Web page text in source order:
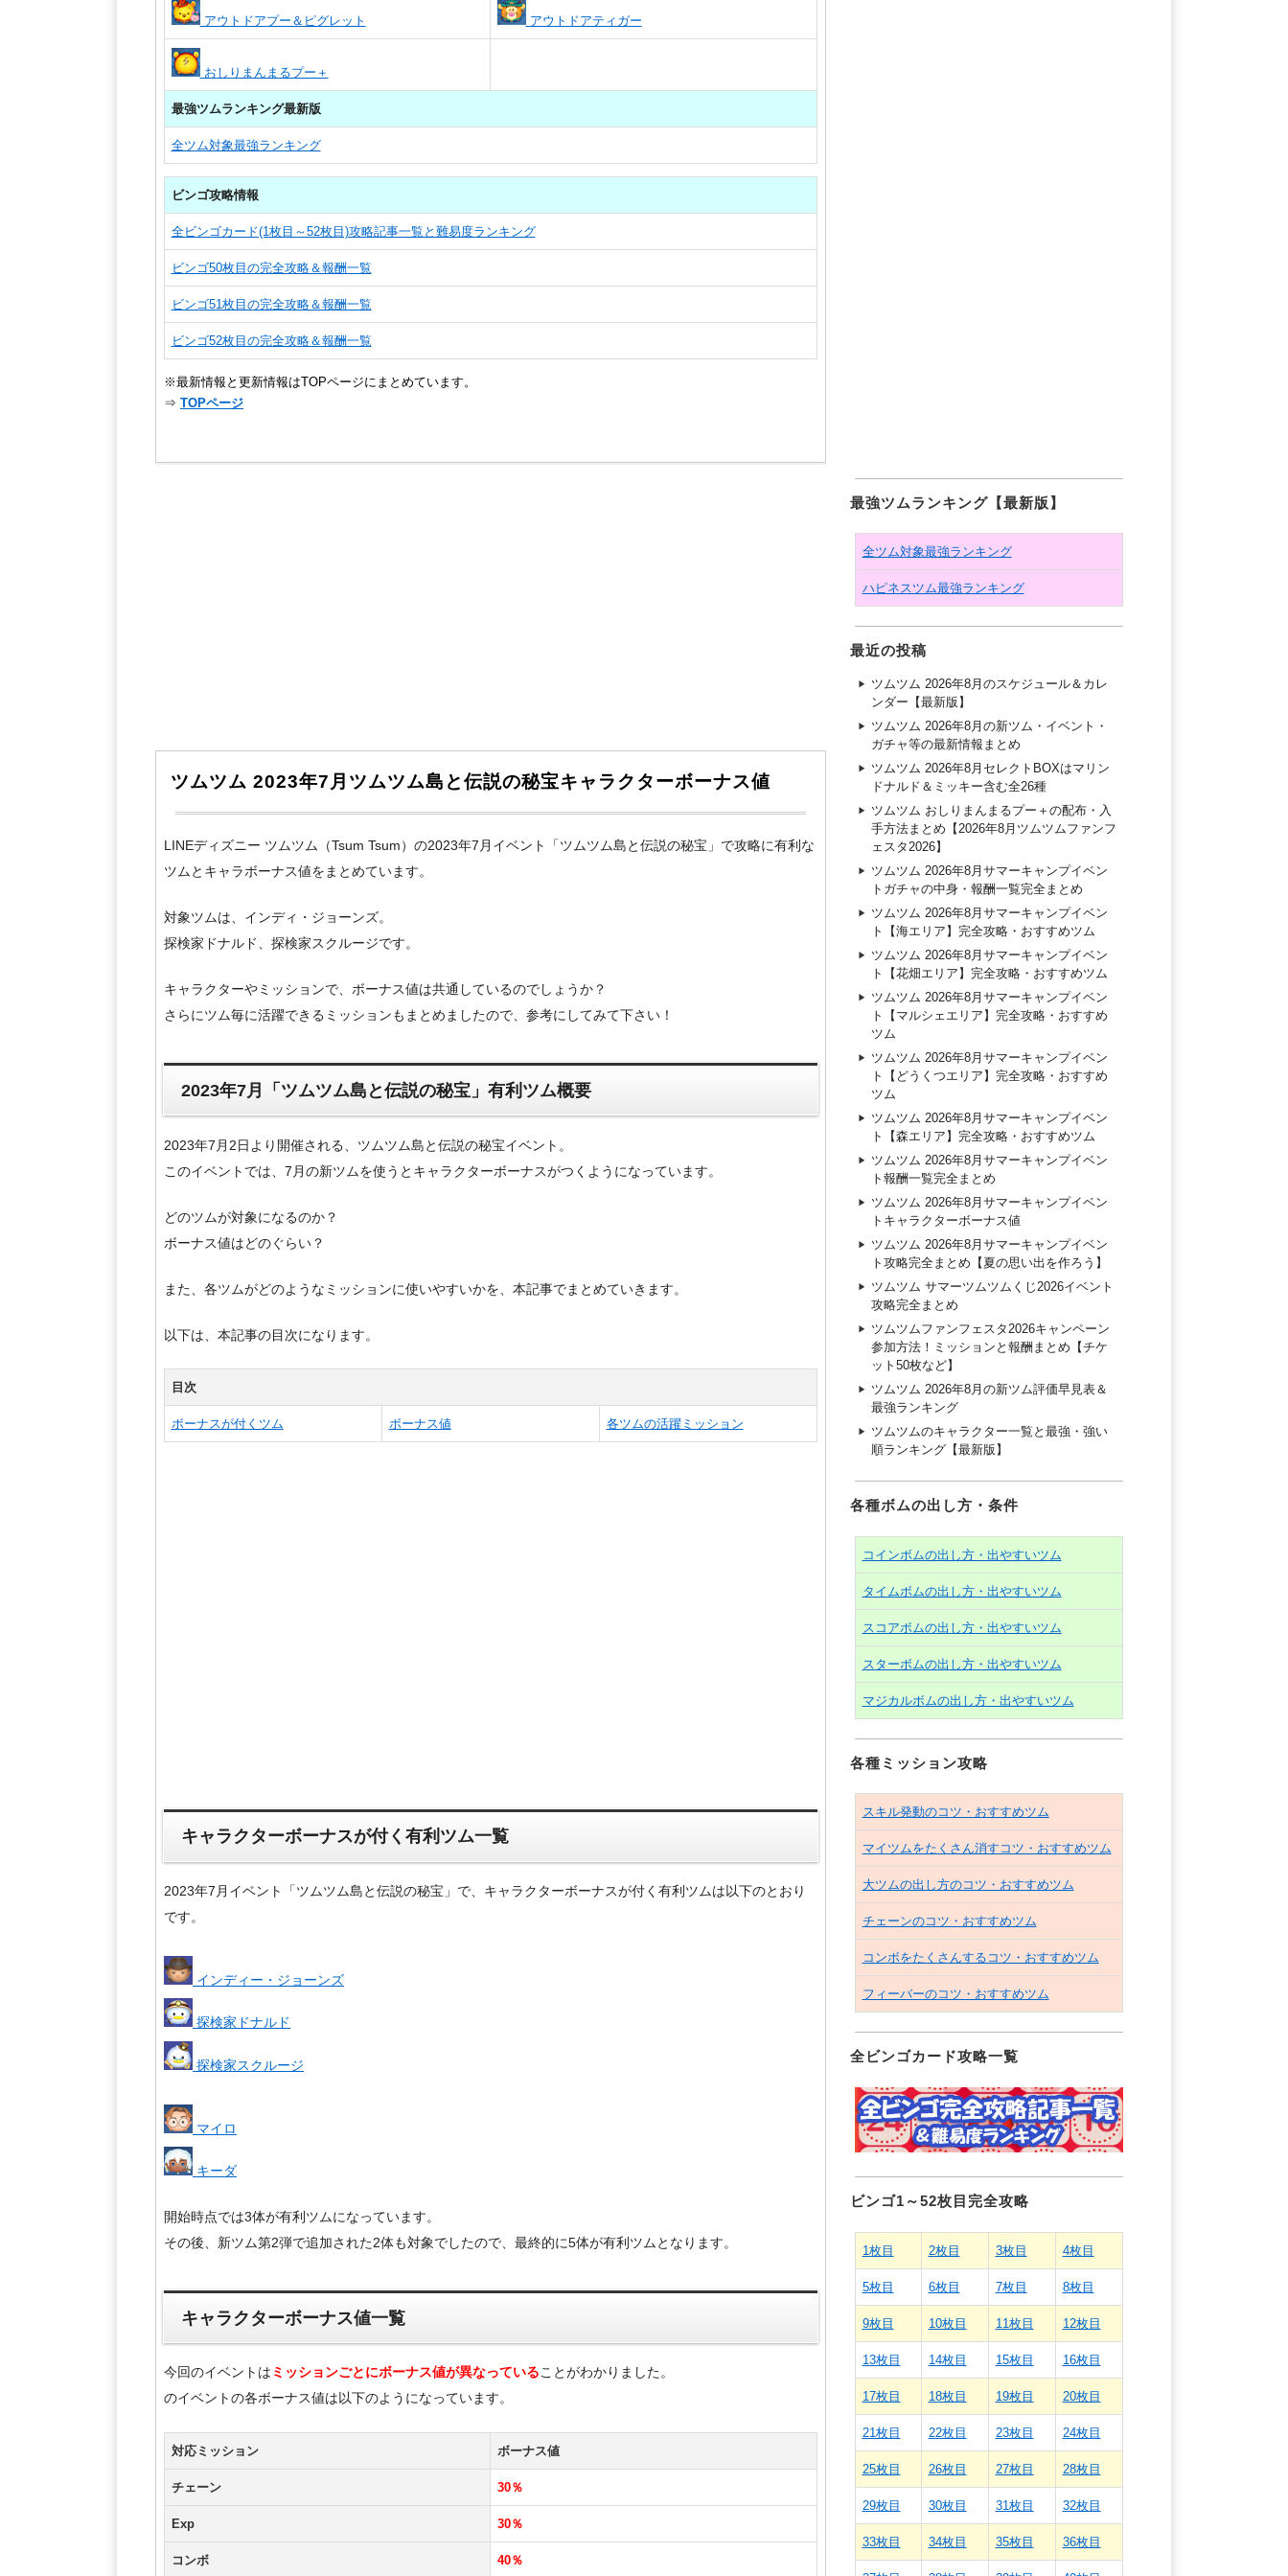
アウトドアプー＆ピグレット アウトドアティガー
おしりまんまるプー＋
最強ツムランキング最新版
全ツム対象最強ランキング
ビンゴ攻略情報
全ビンゴカード(1枚目～52枚目)攻略記事一覧と難易度ランキング
ビンゴ50枚目の完全攻略＆報酬一覧
ビンゴ51枚目の完全攻略＆報酬一覧
ビンゴ52枚目の完全攻略＆報酬一覧
※最新情報と更新情報はTOPページにまとめています。
⇒ TOPページ
ツムツム 2023年7月ツムツム島と伝説の秘宝キャラクターボーナス値
LINEディズニー ツムツム（Tsum Tsum）の2023年7月イベント「ツムツム島と伝説の秘宝」で攻略に有利な
ツムとキャラボーナス値をまとめています。
対象ツムは、インディ・ジョーンズ。
探検家ドナルド、探検家スクルージです。
キャラクターやミッションで、ボーナス値は共通しているのでしょうか？
さらにツム毎に活躍できるミッションもまとめましたので、参考にしてみて下さい！
2023年7月「ツムツム島と伝説の秘宝」有利ツム概要
2023年7月2日より開催される、ツムツム島と伝説の秘宝イベント。
このイベントでは、7月の新ツムを使うとキャラクターボーナスがつくようになっています。
どのツムが対象になるのか？
ボーナス値はどのぐらい？
また、各ツムがどのようなミッションに使いやすいかを、本記事でまとめていきます。
以下は、本記事の目次になります。
目次
ボーナスが付くツム ボーナス値 各ツムの活躍ミッション
キャラクターボーナスが付く有利ツム一覧
2023年7月イベント「ツムツム島と伝説の秘宝」で、キャラクターボーナスが付く有利ツムは以下のとおり
です。
インディー・ジョーンズ
探検家ドナルド
探検家スクルージ
マイロ
キーダ
開始時点では3体が有利ツムになっています。
その後、新ツム第2弾で追加された2体も対象でしたので、最終的に5体が有利ツムとなります。
キャラクターボーナス値一覧
今回のイベントは ミッションごとにボーナス値が異なっていることがわかりました。
のイベントの各ボーナス値は以下のようになっています。
対応ミッション ボーナス値
チェーン 30％
Exp 30％
コンボ 40％
最強ツムランキング【最新版】
全ツム対象最強ランキング
ハピネスツム最強ランキング
最近の投稿
ツムツム 2026年8月のスケジュール＆カレ
ンダー【最新版】
ツムツム 2026年8月の新ツム・イベント・
ガチャ等の最新情報まとめ
ツムツム 2026年8月セレクトBOXはマリン
ドナルド＆ミッキー含む全26種
ツムツム おしりまんまるプー＋の配布・入
手方法まとめ【2026年8月ツムツムファンフ
ェスタ2026】
ツムツム 2026年8月サマーキャンプイベン
トガチャの中身・報酬一覧完全まとめ
ツムツム 2026年8月サマーキャンプイベン
ト【海エリア】完全攻略・おすすめツム
ツムツム 2026年8月サマーキャンプイベン
ト【花畑エリア】完全攻略・おすすめツム
ツムツム 2026年8月サマーキャンプイベン
ト【マルシェエリア】完全攻略・おすすめ
ツム
ツムツム 2026年8月サマーキャンプイベン
ト【どうくつエリア】完全攻略・おすすめ
ツム
ツムツム 2026年8月サマーキャンプイベン
ト【森エリア】完全攻略・おすすめツム
ツムツム 2026年8月サマーキャンプイベン
ト報酬一覧完全まとめ
ツムツム 2026年8月サマーキャンプイベン
トキャラクターボーナス値
ツムツム 2026年8月サマーキャンプイベン
ト攻略完全まとめ【夏の思い出を作ろう】
ツムツム サマーツムツムくじ2026イベント
攻略完全まとめ
ツムツムファンフェスタ2026キャンペーン
参加方法！ミッションと報酬まとめ【チケ
ット50枚など】
ツムツム 2026年8月の新ツム評価早見表＆
最強ランキング
ツムツムのキャラクター一覧と最強・強い
順ランキング【最新版】
各種ボムの出し方・条件
コインボムの出し方・出やすいツム
タイムボムの出し方・出やすいツム
スコアボムの出し方・出やすいツム
スターボムの出し方・出やすいツム
マジカルボムの出し方・出やすいツム
各種ミッション攻略
スキル発動のコツ・おすすめツム
マイツムをたくさん消すコツ・おすすめツム
大ツムの出し方のコツ・おすすめツム
チェーンのコツ・おすすめツム
コンボをたくさんするコツ・おすすめツム
フィーバーのコツ・おすすめツム
全ビンゴカード攻略一覧
ビンゴ1～52枚目完全攻略
1枚目 2枚目 3枚目 4枚目
5枚目 6枚目 7枚目 8枚目
9枚目 10枚目 11枚目 12枚目
13枚目 14枚目 15枚目 16枚目
17枚目 18枚目 19枚目 20枚目
21枚目 22枚目 23枚目 24枚目
25枚目 26枚目 27枚目 28枚目
29枚目 30枚目 31枚目 32枚目
33枚目 34枚目 35枚目 36枚目